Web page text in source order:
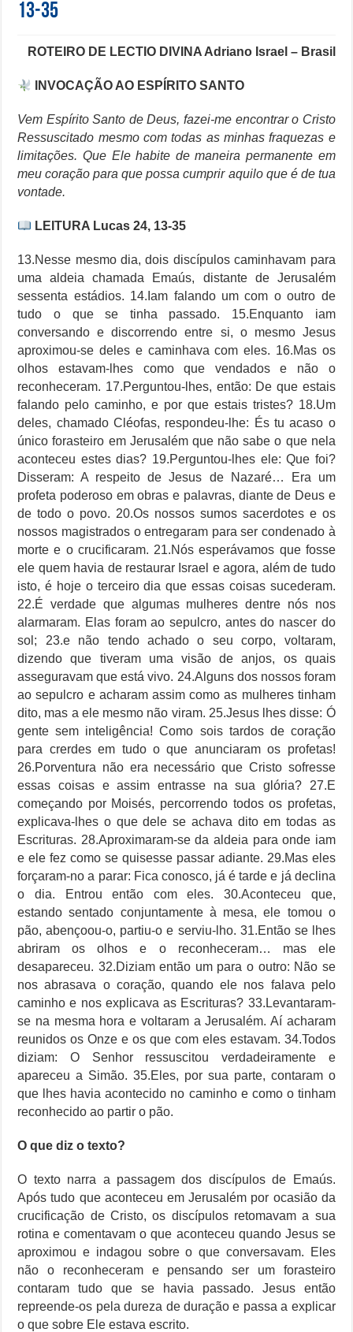
13-35
ROTEIRO DE LECTIO DIVINA Adriano Israel – Brasil
INVOCAÇÃO AO ESPÍRITO SANTO
Vem Espírito Santo de Deus, fazei-me encontrar o Cristo
Ressuscitado mesmo com todas as minhas fraquezas e
limitações. Que Ele habite de maneira permanente em
meu coração para que possa cumprir aquilo que é de tua
vontade.
LEITURA Lucas 24, 13-35
13.Nesse mesmo dia, dois discípulos caminhavam para
uma aldeia chamada Emaús, distante de Jerusalém
sessenta estádios. 14.Iam falando um com o outro de
tudo o que se tinha passado. 15.Enquanto iam
conversando e discorrendo entre si, o mesmo Jesus
aproximou-se deles e caminhava com eles. 16.Mas os
olhos estavam-lhes como que vendados e não o
reconheceram. 17.Perguntou-lhes, então: De que estais
falando pelo caminho, e por que estais tristes? 18.Um
deles, chamado Cléofas, respondeu-lhe: És tu acaso o
único forasteiro em Jerusalém que não sabe o que nela
aconteceu estes dias? 19.Perguntou-lhes ele: Que foi?
Disseram: A respeito de Jesus de Nazaré… Era um
profeta poderoso em obras e palavras, diante de Deus e
de todo o povo. 20.Os nossos sumos sacerdotes e os
nossos magistrados o entregaram para ser condenado à
morte e o crucificaram. 21.Nós esperávamos que fosse
ele quem havia de restaurar Israel e agora, além de tudo
isto, é hoje o terceiro dia que essas coisas sucederam.
22.É verdade que algumas mulheres dentre nós nos
alarmaram. Elas foram ao sepulcro, antes do nascer do
sol; 23.e não tendo achado o seu corpo, voltaram,
dizendo que tiveram uma visão de anjos, os quais
asseguravam que está vivo. 24.Alguns dos nossos foram
ao sepulcro e acharam assim como as mulheres tinham
dito, mas a ele mesmo não viram. 25.Jesus lhes disse: Ó
gente sem inteligência! Como sois tardos de coração
para crerdes em tudo o que anunciaram os profetas!
26.Porventura não era necessário que Cristo sofresse
essas coisas e assim entrasse na sua glória? 27.E
começando por Moisés, percorrendo todos os profetas,
explicava-lhes o que dele se achava dito em todas as
Escrituras. 28.Aproximaram-se da aldeia para onde iam
e ele fez como se quisesse passar adiante. 29.Mas eles
forçaram-no a parar: Fica conosco, já é tarde e já declina
o dia. Entrou então com eles. 30.Aconteceu que,
estando sentado conjuntamente à mesa, ele tomou o
pão, abençoou-o, partiu-o e serviu-lho. 31.Então se lhes
abriram os olhos e o reconheceram… mas ele
desapareceu. 32.Diziam então um para o outro: Não se
nos abrasava o coração, quando ele nos falava pelo
caminho e nos explicava as Escrituras? 33.Levantaram-
se na mesma hora e voltaram a Jerusalém. Aí acharam
reunidos os Onze e os que com eles estavam. 34.Todos
diziam: O Senhor ressuscitou verdadeiramente e
apareceu a Simão. 35.Eles, por sua parte, contaram o
que lhes havia acontecido no caminho e como o tinham
reconhecido ao partir o pão.
O que diz o texto?
O texto narra a passagem dos discípulos de Emaús.
Após tudo que aconteceu em Jerusalém por ocasião da
crucificação de Cristo, os discípulos retomavam a sua
rotina e comentavam o que aconteceu quando Jesus se
aproximou e indagou sobre o que conversavam. Eles
não o reconheceram e pensando ser um forasteiro
contaram tudo que se havia passado. Jesus então
repreende-os pela dureza de duração e passa a explicar
o que sobre Ele estava escrito.